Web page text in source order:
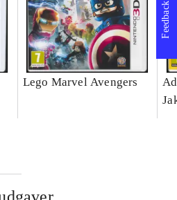
Lego Marvel Avengers
Feedback